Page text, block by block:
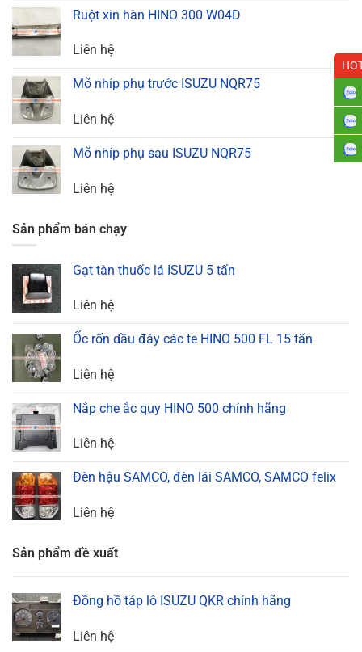
Ruột xin hàn HINO 300 W04D
Liên hệ
Mõ nhíp phụ trước ISUZU NQR75
Liên hệ
Mõ nhíp phụ sau ISUZU NQR75
Liên hệ
Sản phẩm bán chạy
Gạt tàn thuốc lá ISUZU 5 tấn
Liên hệ
Ốc rốn dầu đáy các te HINO 500 FL 15 tấn
Liên hệ
Nắp che ắc quy HINO 500 chính hãng
Liên hệ
Đèn hậu SAMCO, đèn lái SAMCO, SAMCO felix
Liên hệ
Sản phẩm đề xuất
Đồng hồ táp lô ISUZU QKR chính hãng
Liên hệ